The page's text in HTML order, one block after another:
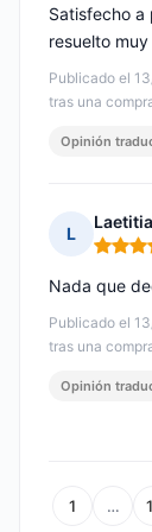
Publicado el
tras una
Satisfecho a
resuelto
Opinión
L
Nota:
Publicado el
tras una
Nada que
Opinión
1 …